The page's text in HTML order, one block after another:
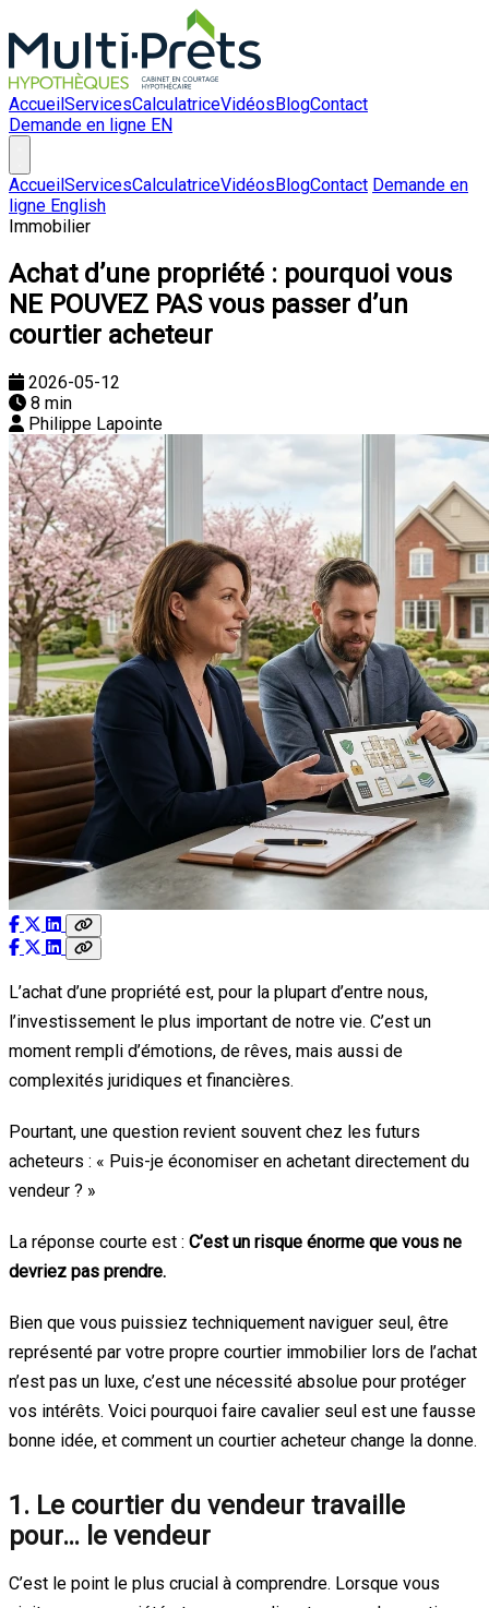
AccueilServicesCalculatriceVidéosBlogContact
Demande en ligne EN
AccueilServicesCalculatriceVidéosBlogContact Demande en
ligne English
Immobilier
Achat d’une propriété : pourquoi vous
NE POUVEZ PAS vous passer d’un
courtier acheteur
2026-05-12
8 min
Philippe Lapointe
L’achat d’une propriété est, pour la plupart d’entre nous,
l’investissement le plus important de notre vie. C’est un
moment rempli d’émotions, de rêves, mais aussi de
complexités juridiques et financières.
Pourtant, une question revient souvent chez les futurs
acheteurs : « Puis-je économiser en achetant directement du
vendeur ? »
La réponse courte est : C’est un risque énorme que vous ne
devriez pas prendre.
Bien que vous puissiez techniquement naviguer seul, être
représenté par votre propre courtier immobilier lors de l’achat
n’est pas un luxe, c’est une nécessité absolue pour protéger
vos intérêts. Voici pourquoi faire cavalier seul est une fausse
bonne idée, et comment un courtier acheteur change la donne.
1. Le courtier du vendeur travaille
pour… le vendeur
C’est le point le plus crucial à comprendre. Lorsque vous